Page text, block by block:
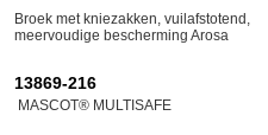
Broek met kniezakken, vuilafstotend,
meervoudige bescherming Arosa
13869-216
MASCOT® MULTISAFE